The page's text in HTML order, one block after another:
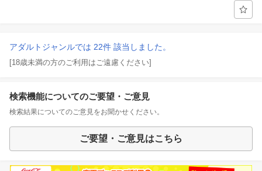
アダルトジャンルでは 22件 該当しました。
[18歳未満の方のご利用はご遠慮ください]
検索機能についてのご要望・ご意見
検索結果についてのご意見をお聞かせください。
ご要望・ご意見はこちら